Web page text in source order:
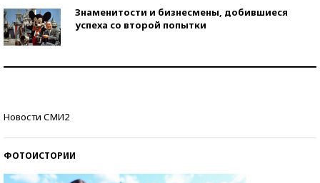
Знаменитости и бизнесмены, добившиеся
успеха со второй попытки
Новости СМИ2
ФОТОИСТОРИИ